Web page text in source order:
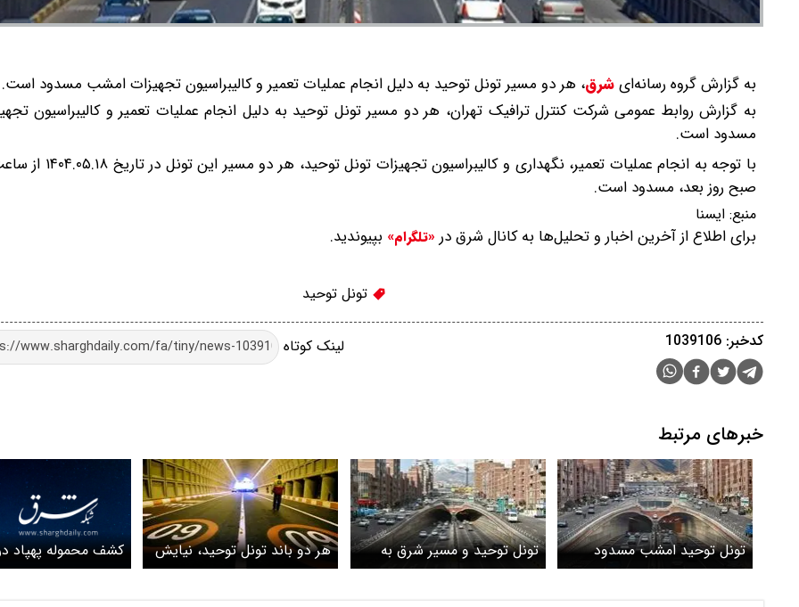
به گزارش گروه رسانه‌ایشرق، هر دو مسیر تونل توحید به دلیل انجام عملیات تعمیر و کالیبراسیون تجهیزات امشب مسدود است.
به گزارش روابط عمومی شرکت کنترل ترافیک تهران، هر دو مسیر تونل توحید به دلیل انجام عملیات تعمیر و کالیبراسیون
مسدود است.
صبح روز بعد، مسدود است.
منبع: ایسنا
برای اطلاع از آخرین اخبار و تحلیل‌ها به کانال شرق در «تلگرام» بپیوندید.
تونل توحید
لینک کوتاه کدخبر: 1039106
خبرهای مرتبط
تونل توحید امشب مسدود
می‌شود
تونل توحید و مسیر شرق به
غرب تونل نیایش و پل صدر
هر دو باند تونل توحید، نیایش
و امیرکبیر امشب مسدود است
کشف محموله پهپاد
توحید، هم اکنون